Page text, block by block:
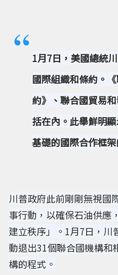
1月7日，美國總統
國際組織和條約。
約》、聯合國貿易
括在內。此舉鮮明
基礎的國際合作框架
川普政府此前剛剛無視國
事行動，以確保石油供應
建立秩序」。 1月7日，川
動退出31個聯合國機構和
構的程式。